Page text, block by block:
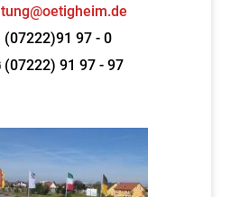
(07222)91 97 - 0
(07222) 91 97 - 97